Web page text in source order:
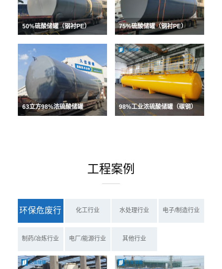
50%硫酸储罐（钢衬PE） 75%硫酸储罐（钢衬PE）
63立方98%浓硫酸储罐 98%工业浓硫酸储罐（碳钢）
工程案例
环保危废行
业
化工行业 水处理行业 电子/制造行业
制药/冶炼行业 电厂/能源行业 其他行业